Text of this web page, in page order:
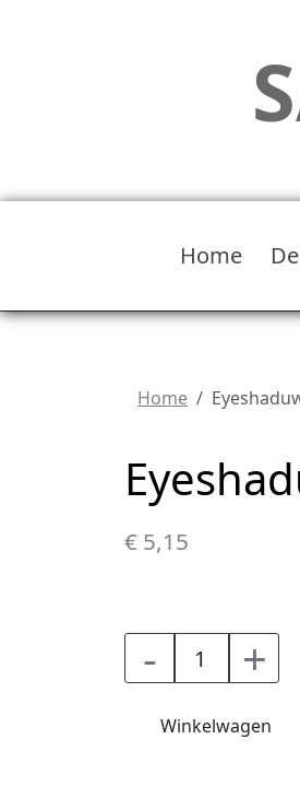
Home
Home
€ 5,15
- +
Winkelwagen